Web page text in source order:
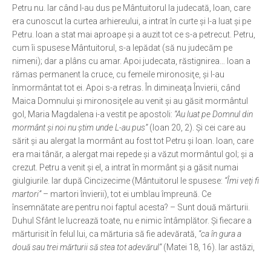
Petru nu. Iar când l-au dus pe Mântuitorul la judecată, Ioan, care
era cunoscut la curtea arhiereului, a intrat în curte şi l-a luat şi pe
Petru. Ioan a stat mai aproape şi a auzit tot ce s-a petrecut. Petru,
cum îi spusese Mântuitorul, s-a lepădat (să nu judecăm pe
nimeni); dar a plâns cu amar. Apoi judecata, răstignirea… Ioan a
rămas permanent la cruce, cu femeile mironosiţe, şi l-au
înmormântat tot ei. Apoi s-a retras. În dimineaţa Învierii, când
Maica Domnului şi mironosiţele au venit şi au găsit mormântul
gol, Maria Magdalena i-a vestit pe apostoli: “Au luat pe Domnul din
mormânt şi noi nu ştim unde L-au pus”(Ioan 20, 2). Şi cei care au
sărit şi au alergat la mormânt au fost tot Petru şi Ioan. Ioan, care
era mai tânăr, a alergat mai repede şi a văzut mormântul gol; şi a
crezut. Petru a venit şi el, a intrat în mormânt şi a găsit numai
giulgiurile. Iar după Cincizecime (Mântuitorul le spusese: “Îmi veţi fi
martori”– martori învierii), tot ei umblau împreună. Ce
însemnătate are pentru noi faptul acesta? – Sunt două mărturii.
Duhul Sfânt le lucrează toate, nu e nimic întâmplător. Şi fiecare a
mărturisit în felul lui, ca mărturia să fie adevărată, “ca în gura a
două sau trei mărturii să stea tot adevărul”(Matei 18, 16). Iar astăzi,